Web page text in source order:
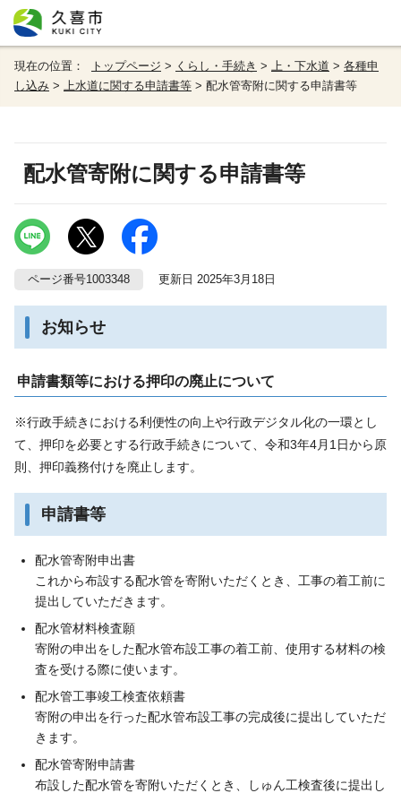
現在の位置： トップページ > くらし・手続き > 上・下水道 > 各種申
し込み > 上水道に関する申請書等 > 配水管寄附に関する申請書等
配水管寄附に関する申請書等
ページ番号1003348 更新日 2025年3月18日
お知らせ
申請書類等における押印の廃止について
※行政手続きにおける利便性の向上や行政デジタル化の一環とし
て、押印を必要とする行政手続きについて、令和3年4月1日から原
則、押印義務付けを廃止します。
申請書等
配水管寄附申出書
これから布設する配水管を寄附いただくとき、工事の着工前に
提出していただきます。
配水管材料検査願
寄附の申出をした配水管布設工事の着工前、使用する材料の検
査を受ける際に使います。
配水管工事竣工検査依頼書
寄附の申出を行った配水管布設工事の完成後に提出していただ
きます。
配水管寄附申請書
布設した配水管を寄附いただくとき、しゅん工検査後に提出し